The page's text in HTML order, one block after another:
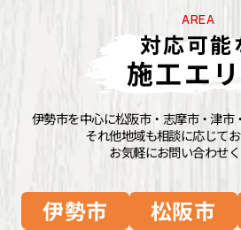
AREA
対応可能
施工エ
伊勢市を中心に松阪市・志摩市・津市
それ他地域も相談に応じてお
お気軽にお問い合わせく
伊勢市 松阪市